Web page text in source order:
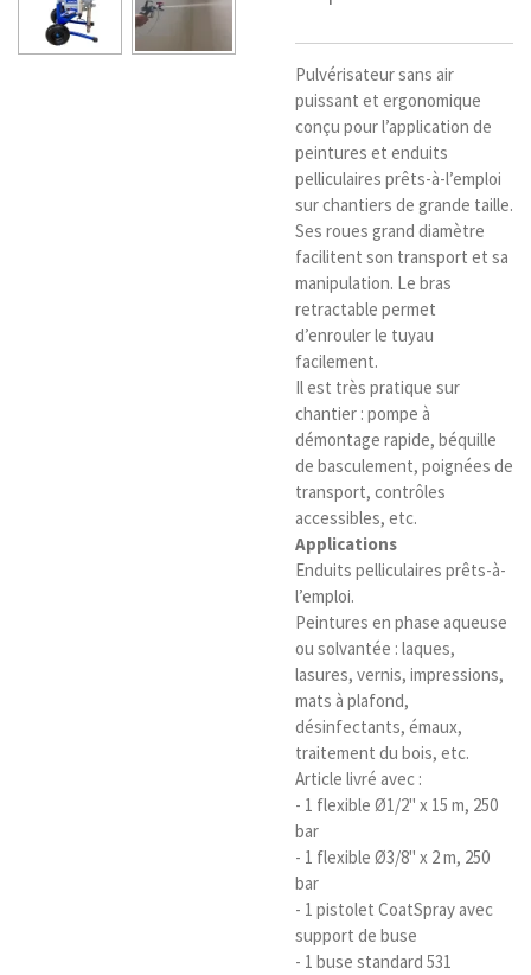
Pulvérisateur sans air
puissant et ergonomique
conçu pour l’application de
peintures et enduits
pelliculaires prêts-à-l’emploi
sur chantiers de grande taille.
Ses roues grand diamètre
facilitent son transport et sa
manipulation. Le bras
retractable permet
d’enrouler le tuyau
facilement.
Il est très pratique sur
chantier : pompe à
démontage rapide, béquille
de basculement, poignées de
transport, contrôles
accessibles, etc.
Applications
Enduits pelliculaires prêts-à-
l’emploi.
Peintures en phase aqueuse
ou solvantée : laques,
lasures, vernis, impressions,
mats à plafond,
désinfectants, émaux,
traitement du bois, etc.
Article livré avec :
- 1 flexible Ø1/2" x 15 m, 250
bar
- 1 flexible Ø3/8" x 2 m, 250
bar
- 1 pistolet CoatSpray avec
support de buse
- 1 buse standard 531